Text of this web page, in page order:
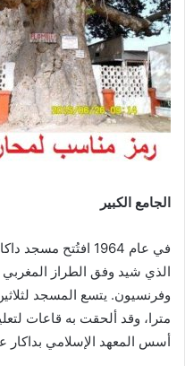
الجامع الكبير
في عام 1964 افتُتح
الذي شيد وفق الطراز
مترا، وقد ألحقت به قاعات
أسس المعهد الإسلامي بداكار عام 1974م ألحق به